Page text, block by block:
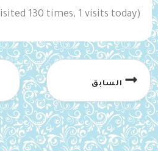
(Visited 130 times, 1 visits today)
السابق